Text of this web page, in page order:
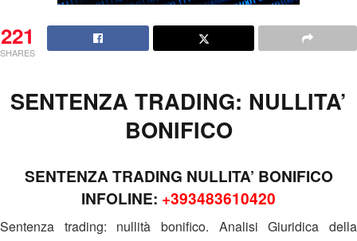
221
SHARES
SENTENZA TRADING: NULLITA’
BONIFICO
SENTENZA TRADING NULLITA’ BONIFICO
INFOLINE: +393483610420
Sentenza trading: nullità bonifico. Analisi Giuridica della